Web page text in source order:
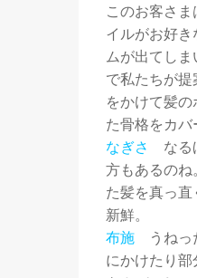
このお客さ
イルがお好
ムが出てし
で私たちが
をかけて髪
た骨格をカバ
なぎさ
なる
方もあるの
た髪を真っ
新鮮。
布施 うねっ
にかけたり